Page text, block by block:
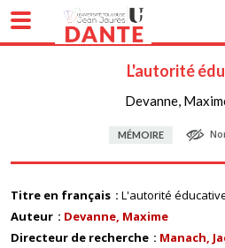
L'autorité
Devanne,
MÉMOIRE
Titre en français
L'autorité
Auteur
Devanne, Maxime
Directeur de recherche
Manach,